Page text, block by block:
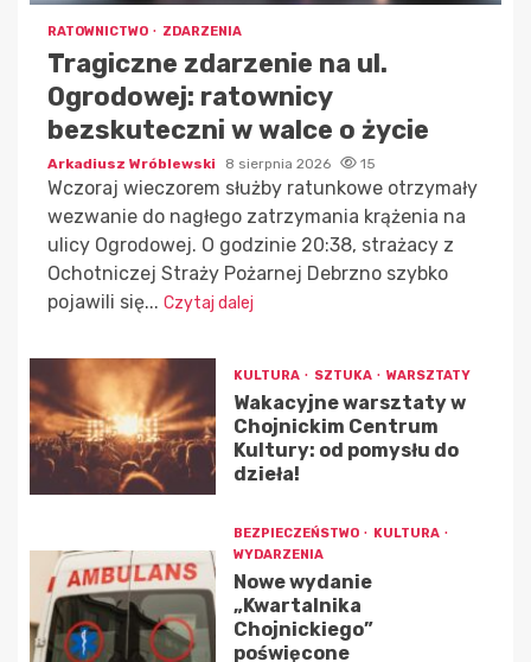
RATOWNICTWO ZDARZENIA
Tragiczne zdarzenie na ul.
Ogrodowej: ratownicy
bezskuteczni w walce o życie
Arkadiusz Wróblewski 8 sierpnia 2026 15
Wczoraj wieczorem służby ratunkowe otrzymały
wezwanie do nagłego zatrzymania krążenia na
ulicy Ogrodowej. O godzinie 20:38, strażacy z
Ochotniczej Straży Pożarnej Debrzno szybko
pojawili się... Czytaj dalej
KULTURA SZTUKA WARSZTATY
Wakacyjne warsztaty w
Chojnickim Centrum
Kultury: od pomysłu do
dzieła!
BEZPIECZEŃSTWO
KULTURA
WYDARZENIA
Nowe wydanie
„Kwartalnika
Chojnickiego”
poświęcone